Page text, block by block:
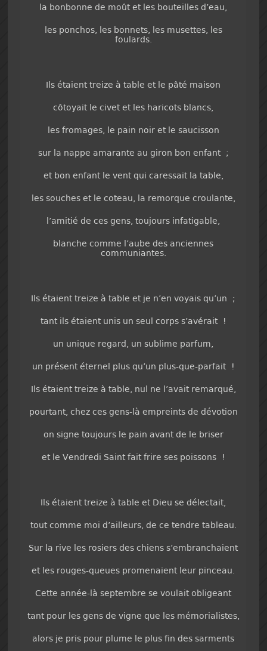
la bonbonne de moût et les bouteilles d’eau,
les ponchos, les bonnets, les musettes, les
foulards.
Ils étaient treize à table et le pâté maison
côtoyait le civet et les haricots blancs,
les fromages, le pain noir et le saucisson
sur la nappe amarante au giron bon enfant ;
et bon enfant le vent qui caressait la table,
les souches et le coteau, la remorque croulante,
l’amitié de ces gens, toujours infatigable,
blanche comme l’aube des anciennes
communiantes.
Ils étaient treize à table et je n’en voyais qu’un ;
tant ils étaient unis un seul corps s’avérait !
un unique regard, un sublime parfum,
un présent éternel plus qu’un plus-que-parfait !
Ils étaient treize à table, nul ne l’avait remarqué,
pourtant, chez ces gens-là empreints de dévotion
on signe toujours le pain avant de le briser
et le Vendredi Saint fait frire ses poissons !
Ils étaient treize à table et Dieu se délectait,
tout comme moi d’ailleurs, de ce tendre tableau.
Sur la rive les rosiers des chiens s’embranchaient
et les rouges-queues promenaient leur pinceau.
Cette année-là septembre se voulait obligeant
tant pour les gens de vigne que les mémorialistes,
alors je pris pour plume le plus fin des sarments